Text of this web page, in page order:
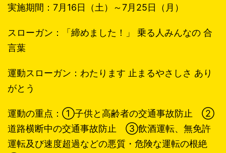
実施期間：7月16日（土）～7月25日（月）
スローガン：「締めました！」 乗る人みんなの 合
言葉
運動スローガン：わたります 止まるやさしさ あり
がとう
運動の重点：①子供と高齢者の交通事故防止 ②
道路横断中の交通事故防止 ③飲酒運転、無免許
運転及び速度超過などの悪質・危険な運転の根絶